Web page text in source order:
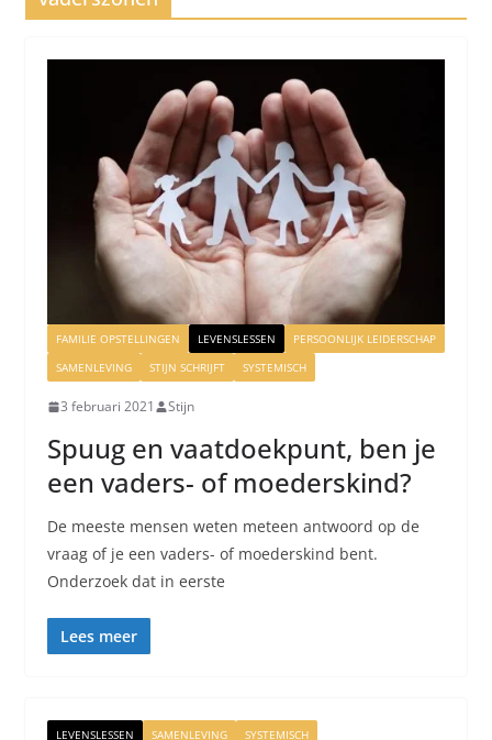
FAMILIE OPSTELLINGEN LEVENSLESSEN
PERSOONLIJK LEIDERSCHAP
SAMENLEVING
STIJN SCHRIJFT SYSTEMISCH
3 februari 2021 Stijn
Spuug en vaatdoekpunt, ben je
een vaders- of moederskind?
De meeste mensen weten meteen antwoord op de
vraag of je een vaders- of moederskind bent.
Onderzoek dat in eerste
Lees meer
LEVENSLESSEN SAMENLEVING SYSTEMISCH